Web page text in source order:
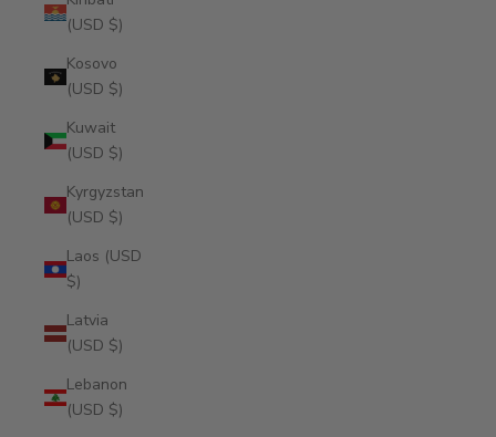
(USD $)
Kosovo
(USD $)
Kuwait
(USD $)
Kyrgyzstan
(USD $)
Laos (USD
$)
Latvia
(USD $)
Lebanon
(USD $)